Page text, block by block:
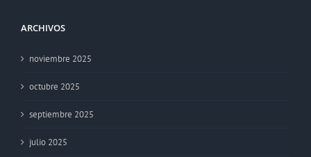
ARCHIVOS
noviembre 2025
octubre 2025
septiembre 2025
julio 2025